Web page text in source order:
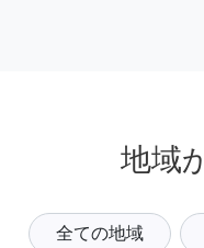
地域
全ての地域